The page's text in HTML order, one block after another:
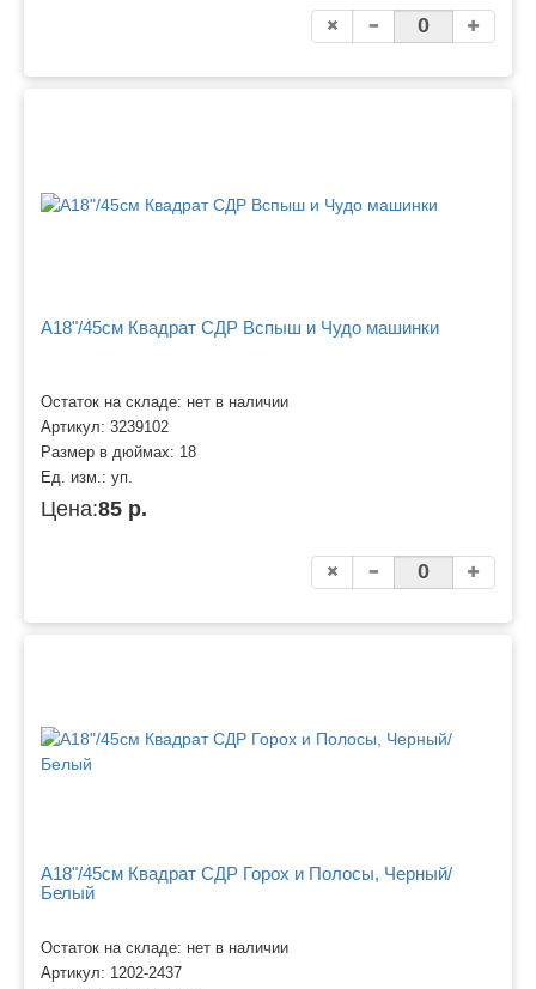
A18"/45см Квадрат СДР Вспыш и Чудо машинки
Остаток на складе: нет в наличии
Артикул: 3239102
Размер в дюймах: 18
Ед. изм.: уп.
Цена:85 р.
A18"/45см Квадрат СДР Горох и Полосы, Черный/
Белый
Остаток на складе: нет в наличии
Артикул: 1202-2437